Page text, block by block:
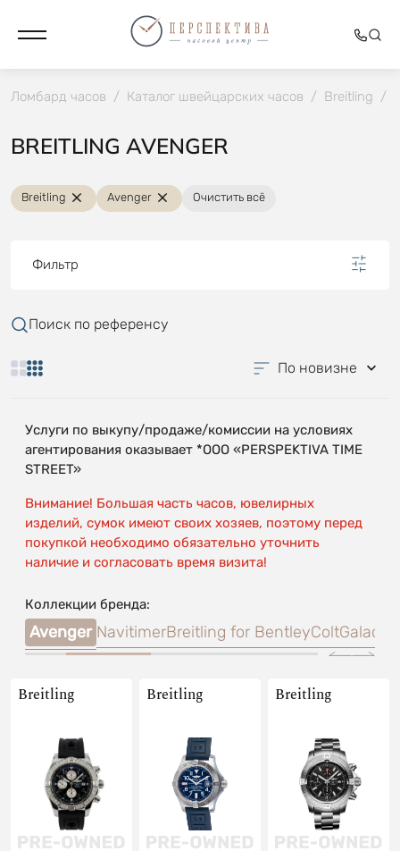
Ломбард часов / Каталог швейцарских часов / Breitling /
BREITLING AVENGER
Breitling Avenger Очистить всё
Фильтр
Поиск по референсу
По новизне
Услуги по выкупу/продаже/комиссии на условиях
агентирования оказывает *OOO «PERSPEKTIVA TIME
STREET»
Внимание! Большая часть часов, ювелирных
изделий, сумок имеют своих хозяев, поэтому перед
покупкой необходимо обязательно уточнить
наличие и согласовать время визита!
Коллекции бренда:
Avenger NavitimerBreitling for BentleyColtGalactic
Breitling Breitling Breitling